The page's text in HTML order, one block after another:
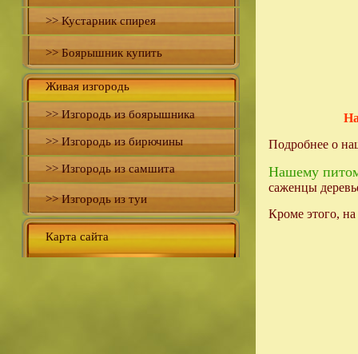
>> Кустарник спирея
>> Боярышник купить
Живая изгородь
>> Изгородь из боярышника
>> Изгородь из бирючины
>> Изгородь из самшита
>> Изгородь из туи
Карта сайта
Подробнее о
Нашему
саженцы
Кроме этого,